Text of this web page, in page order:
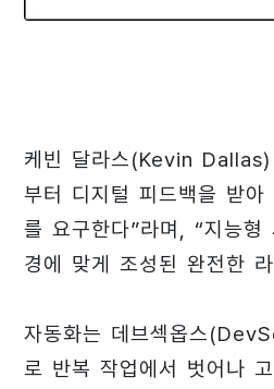
케빈 달라스(Kevin Dallas)
부터 디지털 피드백을 받
를 요구한다”라며, “지능
경에 맞게 조성된 완전한
자동화는 데브섹옵스
로 반복 작업에서 벗어나